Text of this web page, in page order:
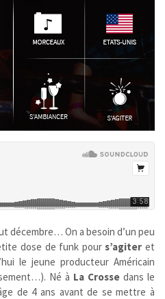
décembre… On a besoin d’un peu
dose de funk pours’agiter et
le jeune producteur Américain
Né à La Crosse dans le
de 4 ans avant de se mettre à